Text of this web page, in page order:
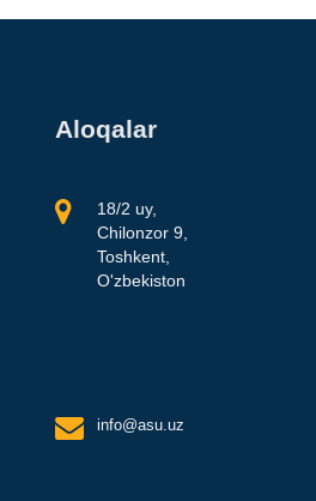
Aloqalar
18/2 uy,
Chilonzor 9,
Toshkent,
O'zbekiston
info@asu.uz